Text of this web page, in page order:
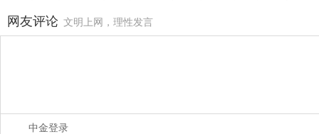
网友评论 文明上网，理性发言
中金登录